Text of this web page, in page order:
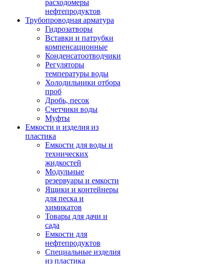
расходомеры
нефтепродуктов
Трубопроводная арматура
Гидрозатворы
Вставки и патрубки
компенсационные
Конденсатоотводчики
Регуляторы
температуры воды
Холодильники отбора
проб
Дробь, песок
Счетчики воды
Муфты
Емкости и изделия из
пластика
Емкости для воды и
технических
жидкостей
Модульные
резервуары и емкости
Ящики и контейнеры
для песка и
химикатов
Товары для дачи и
сада
Емкости для
нефтепродуктов
Специальные изделия
из пластика